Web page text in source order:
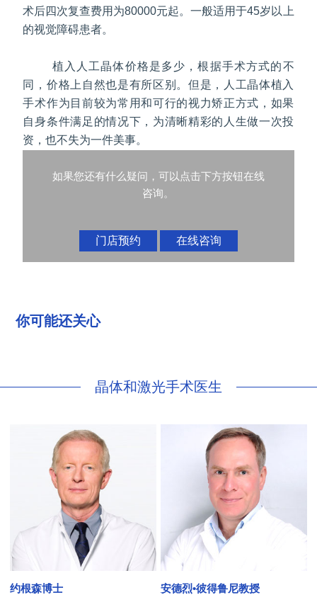
术后四次复查费用为80000元起。一般适用于45岁以上
的视觉障碍患者。
植入人工晶体价格是多少，根据手术方式的不
同，价格上自然也是有所区别。但是，人工晶体植入
手术作为目前较为常用和可行的视力矫正方式，如果
自身条件满足的情况下，为清晰精彩的人生做一次投
资，也不失为一件美事。
如果您还有什么疑问，可以点击下方按钮在线
咨询。
门店预约 在线咨询
你可能还关心
晶体和激光手术医生
约根森博士 安德烈•彼得鲁尼教授